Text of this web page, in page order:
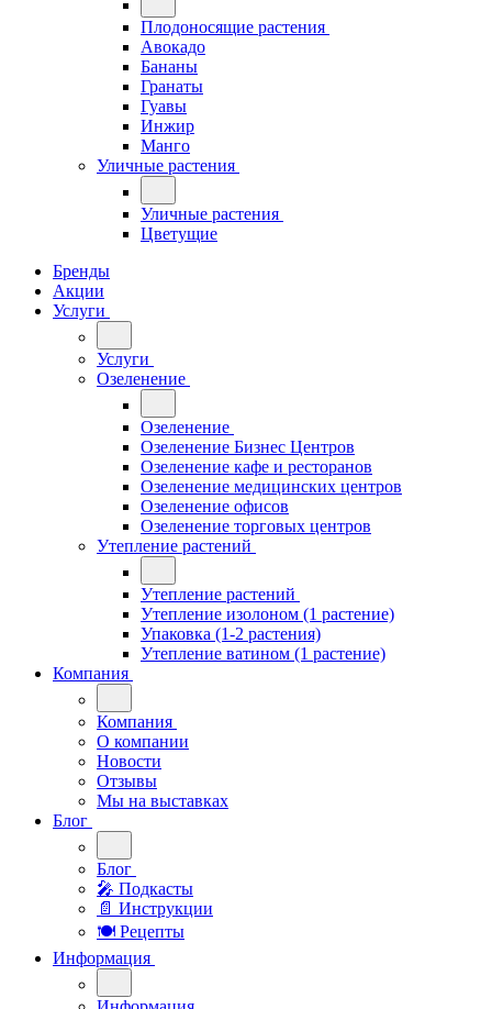
Плодоносящие растения
Авокадо
Бананы
Гранаты
Гуавы
Инжир
Манго
Уличные растения
Уличные растения
Цветущие
Бренды
Акции
Услуги
Услуги
Озеленение
Озеленение
Озеленение Бизнес Центров
Озеленение кафе и ресторанов
Озеленение медицинских центров
Озеленение офисов
Озеленение торговых центров
Утепление растений
Утепление растений
Утепление изолоном (1 растение)
Упаковка (1-2 растения)
Утепление ватином (1 растение)
Компания
Компания
О компании
Новости
Отзывы
Мы на выставках
Блог
Блог
🎤︎︎ Подкасты
📄 Инструкции
🍽 Рецепты
Информация